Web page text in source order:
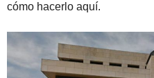
cómo hacerlo aquí.